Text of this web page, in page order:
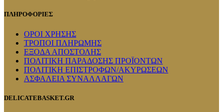
ΠΛΗΡΟΦΟΡΙΕΣ
ΟΡΟΙ ΧΡΗΣΗΣ
ΤΡΟΠΟΙ ΠΛΗΡΩΜΗΣ
ΕΞΟΔΑ ΑΠΟΣΤΟΛΗΣ
ΠΟΛΙΤΙΚΗ ΠΑΡΑΔΟΣΗΣ ΠΡΟΪΟΝΤΩΝ
ΠΟΛΙΤΙΚΗ ΕΠΙΣΤΡΟΦΩΝ/ΑΚΥΡΩΣΕΩΝ
ΑΣΦΑΛΕΙΑ ΣΥΝΑΛΛΑΓΩΝ
DELICATEBASKET.GR